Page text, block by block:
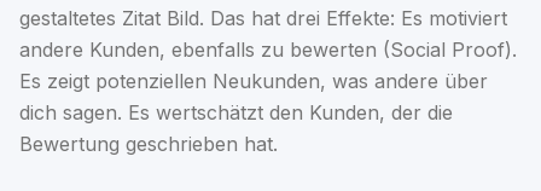
gestaltetes Zitat Bild. Das hat drei Effekte: Es motiviert
andere Kunden, ebenfalls zu bewerten (Social Proof).
Es zeigt potenziellen Neukunden, was andere über
dich sagen. Es wertschätzt den Kunden, der die
Bewertung geschrieben hat.